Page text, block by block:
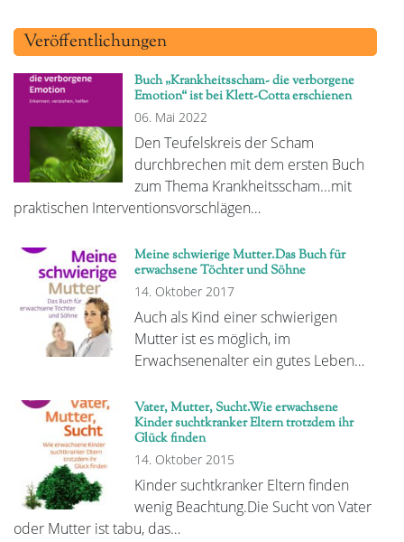
Veröffentlichungen
Buch „Krankheitsscham- die verborgene
Emotion“ ist bei Klett-Cotta erschienen
06. Mai 2022
Den Teufelskreis der Scham
durchbrechen mit dem ersten Buch
zum Thema Krankheitsscham...mit
praktischen Interventionsvorschlägen…
Meine schwierige Mutter.Das Buch für
erwachsene Töchter und Söhne
14. Oktober 2017
Auch als Kind einer schwierigen
Mutter ist es möglich, im
Erwachsenenalter ein gutes Leben…
Vater, Mutter, Sucht.Wie erwachsene
Kinder suchtkranker Eltern trotzdem ihr
Glück finden
14. Oktober 2015
Kinder suchtkranker Eltern finden
wenig Beachtung.Die Sucht von Vater
oder Mutter ist tabu, das…